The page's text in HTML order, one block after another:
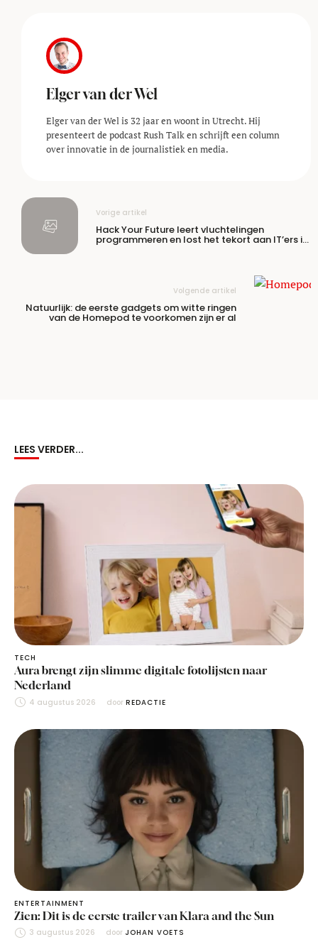
Elger van der Wel
Elger van der Wel is 32 jaar en woont in Utrecht. Hij
presenteert de podcast Rush Talk en schrijft een column
over innovatie in de journalistiek en media.
Vorige artikel
Hack Your Future leert vluchtelingen
programmeren en lost het tekort aan IT’ers in
Nederland op
Volgende artikel
Natuurlijk: de eerste gadgets om witte ringen
van de Homepod te voorkomen zijn er al
LEES VERDER...
TECH
Aura brengt zijn slimme digitale fotolijsten naar
Nederland
4 augustus 2026 door REDACTIE
ENTERTAINMENT
Zien: Dit is de eerste trailer van Klara and the Sun
3 augustus 2026 door JOHAN VOETS